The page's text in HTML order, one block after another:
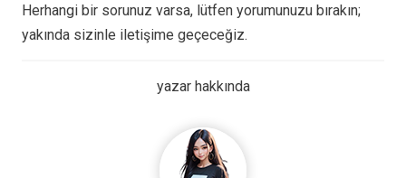
Herhangi bir sorunuz varsa, lütfen yorumunuzu bırakın;
yakında sizinle iletişime geçeceğiz.
yazar hakkında